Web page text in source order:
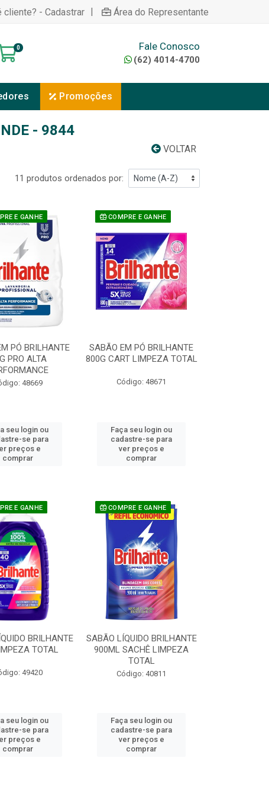
cliente? - Cadastrar | Área do Representante
0 Fale Conosco
(62) 4014-4700
Promoções
- 9844
VOLTAR
11 produtos ordenados por:
E GANHE
PÓ BRILHANTE
PRO ALTA
48669
seu login ou
se para
preços e
comprar
COMPRE E GANHE
SABÃO EM PÓ BRILHANTE
800G CART LIMPEZA TOTAL
Código: 48671
Faça seu login ou
cadastre-se para
ver preços e
comprar
E GANHE
BRILHANTE
TOTAL
49420
seu login ou
se para
preços e
comprar
COMPRE E GANHE
SABÃO LÍQUIDO BRILHANTE
900ML SACHÊ LIMPEZA
TOTAL
Código: 40811
Faça seu login ou
cadastre-se para
ver preços e
comprar